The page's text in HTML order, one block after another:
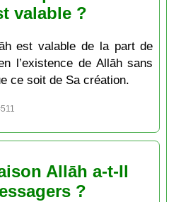
valable ?
est valable de la part de
l’existence de Allāh sans
ce soit de Sa création.
Allāh a-t-Il
?